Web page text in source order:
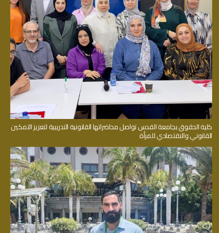
كلية الحقوق بجامعة القدس تواصل محاضراتها القانونية التدريبية لتعزيز التمكين
القانوني والاقتصادي للمرأة